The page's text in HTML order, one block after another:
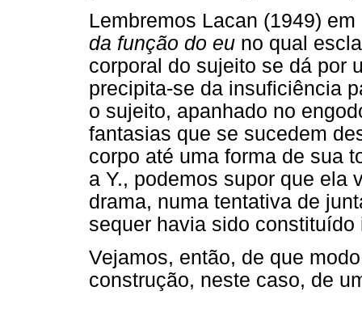
Lembremos Lacan (1949) em
da função do eu no qual
corporal do sujeito se dá por
precipita-se da insuficiência
o sujeito, apanhado no
fantasias que se sucedem
corpo até uma forma de sua
a Y., podemos supor que ela
drama, numa tentativa de
sequer havia sido constituído
Vejamos, então, de que
construção, neste caso, de